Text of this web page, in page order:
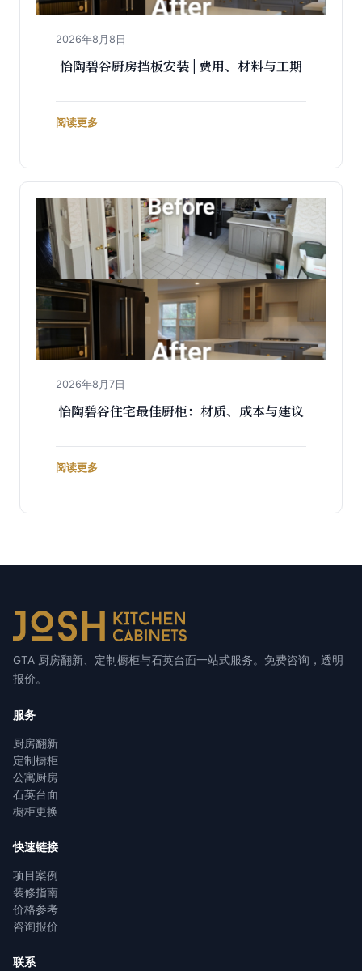
2026年8月8日
怡陶碧谷厨房挡板安装 | 费用、材料与工期
阅读更多
2026年8月7日
怡陶碧谷住宅最佳厨柜：材质、成本与建议
阅读更多
GTA 厨房翻新、定制橱柜与石英台面一站式服务。免费咨询，透明
报价。
服务
厨房翻新
定制橱柜
公寓厨房
石英台面
橱柜更换
快速链接
项目案例
装修指南
价格参考
咨询报价
联系